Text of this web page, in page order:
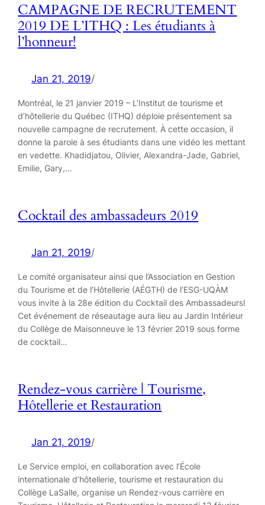
CAMPAGNE DE RECRUTEMENT
2019 DE L’ITHQ : Les étudiants à
l’honneur!
Jan 21, 2019/
Montréal, le 21 janvier 2019 – L’Institut de tourisme et
d’hôtellerie du Québec (ITHQ) déploie présentement sa
nouvelle campagne de recrutement. À cette occasion, il
donne la parole à ses étudiants dans une vidéo les mettant
en vedette. Khadidjatou, Olivier, Alexandra-Jade, Gabriel,
Emilie, Gary,…
Cocktail des ambassadeurs 2019
Jan 21, 2019/
Le comité organisateur ainsi que l’Association en Gestion
du Tourisme et de l’Hôtellerie (AÉGTH) de l’ESG-UQÀM
vous invite à la 28e édition du Cocktail des Ambassadeurs!
Cet événement de réseautage aura lieu au Jardin Intérieur
du Collège de Maisonneuve le 13 février 2019 sous forme
de cocktail…
Rendez-vous carrière | Tourisme,
Hôtellerie et Restauration
Jan 21, 2019/
Le Service emploi, en collaboration avec l’École
internationale d’hôtellerie, tourisme et restauration du
Collège LaSalle, organise un Rendez-vous carrière en